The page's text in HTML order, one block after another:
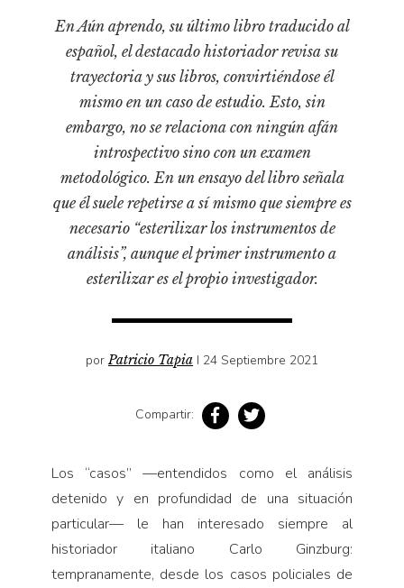
Medioambiente
Narrativas visuales
Pensamiento
Pensamiento ilustrado
Personaje
Personajes secundarios
Relecturas
Sociedad
Turismo accidental
En Aún aprendo, su último libro traducido al
español, el destacado historiador revisa su
trayectoria y sus libros, convirtiéndose él
mismo en un caso de estudio. Esto, sin
embargo, no se relaciona con ningún afán
introspectivo sino con un examen
metodológico. En un ensayo del libro señala
que él suele repetirse a sí mismo que siempre es
necesario “esterilizar los instrumentos de
análisis”, aunque el primer instrumento a
esterilizar es el propio investigador.
porPatricio Tapia I 24 Septiembre 2021
Compartir:
Los “casos” —entendidos como el análisis
detenido y en profundidad de una situación
particular— le han interesado siempre al
historiador italiano Carlo Ginzburg:
tempranamente, desde los casos policiales de